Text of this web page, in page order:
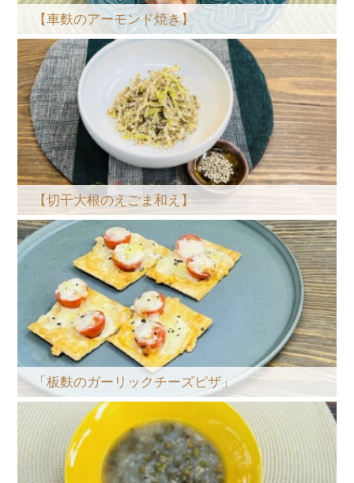
【車麩のアーモンド焼き】
【切干大根のえごま和え】
「板麩のガーリックチーズピザ」